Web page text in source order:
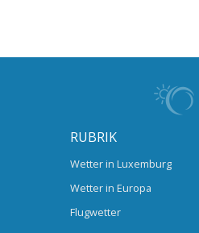
RUBRIK
Wetter in Luxemburg
Wetter in Europa
Flugwetter